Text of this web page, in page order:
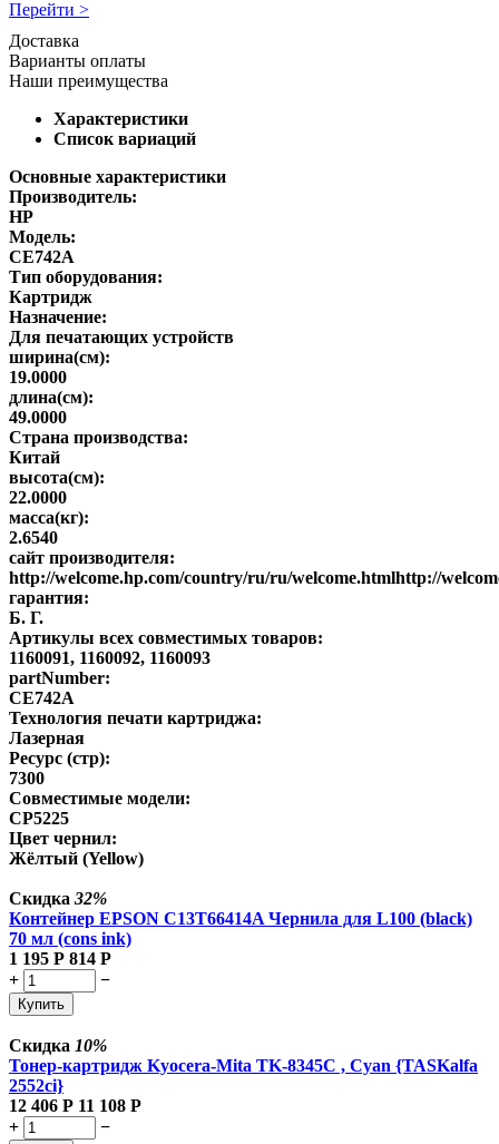
Перейти >
Доставка
Варианты оплаты
Наши преимущества
Характеристики
Список вариаций
Основные характеристики
Производитель:
HP
Модель:
CE742A
Тип оборудования:
Картридж
Назначение:
Для печатающих устройств
ширина(см):
19.0000
длина(см):
49.0000
Страна производства:
Китай
высота(см):
22.0000
масса(кг):
2.6540
сайт производителя:
http://welcome.hp.com/country/ru/ru/welcome.htmlhttp://
гарантия:
Б. Г.
Артикулы всех совместимых товаров:
1160091, 1160092, 1160093
partNumber:
CE742A
Технология печати картриджа:
Лазерная
Ресурс (стр):
7300
Совместимые модели:
CP5225
Цвет чернил:
Жёлтый (Yellow)
Скидка 32%
Контейнер EPSON C13T66414A Чернила для L100 (black)
70 мл (cons ink)
1 195 Р 814 Р
+
−
Купить
Скидка 10%
Тонер-картридж Kyocera-Mita TK-8345C , Cyan {TASKalfa
2552ci}
12 406 Р 11 108 Р
+
−